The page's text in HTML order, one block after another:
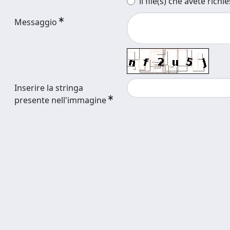
Messaggio
Inserire la stringa
presente nell'immagine